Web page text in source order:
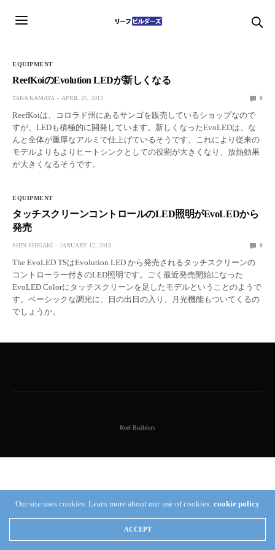
EQUIPMENT
ReefKoiのEvolution LEDが新しくなる
TAKA KAMATA APRIL 25, 2013 0
ReefKoiは、コロラド州にあるサンゴを販売しているショップなので
すが、LEDも積極的に開発しています。新しくなったEvoLEDは、な
んと全体が重厚なアルミで仕上げているそうです。これにより従来の
モデルよりもよりヒートシンクとしての役割が大きくなり、放熱効果
が大きくなるそうです。
EQUIPMENT
タッチスクリーンコントロールのLED照明がEvoLEDから
発売
SHIN SHIGAKI JANUARY 12, 2013 0
The EvoLED TSはEvolution LED から発売されるタッチスクリーンの
コントローラー付きのLED照明です。ごく最近発売開始になった
EvoLED Colorにタッチスクリーンを足したモデルということのようで
す。ベーシックな調光に、日の出日の入り、月光機能もついてくるの
でしょうか。
Reef Builders
Our site uses cookies. Learn more about our use of cookies: cookie policy
ACCEPT